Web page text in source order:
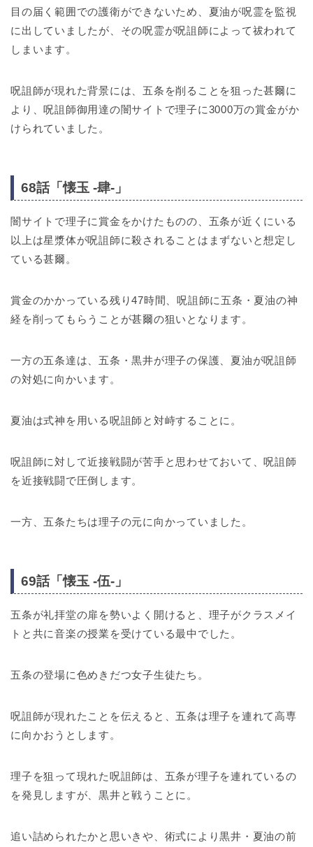
目の届く範囲での護衛ができないため、夏油が呪霊を監視
に出していましたが、その呪霊が呪詛師によって祓われて
しまいます。
呪詛師が現れた背景には、五条を削ることを狙った甚爾に
より、呪詛師御用達の闇サイトで理子に3000万の賞金がか
けられていました。
68話「懐玉 -肆-」
闇サイトで理子に賞金をかけたものの、五条が近くにいる
以上は星漿体が呪詛師に殺されることはまずないと想定し
ている甚爾。
賞金のかかっている残り47時間、呪詛師に五条・夏油の神
経を削ってもらうことが甚爾の狙いとなります。
一方の五条達は、五条・黒井が理子の保護、夏油が呪詛師
の対処に向かいます。
夏油は式神を用いる呪詛師と対峙することに。
呪詛師に対して近接戦闘が苦手と思わせておいて、呪詛師
を近接戦闘で圧倒します。
一方、五条たちは理子の元に向かっていました。
69話「懐玉 -伍-」
五条が礼拝堂の扉を勢いよく開けると、理子がクラスメイ
トと共に音楽の授業を受けている最中でした。
五条の登場に色めきだつ女子生徒たち。
呪詛師が現れたことを伝えると、五条は理子を連れて高専
に向かおうとします。
理子を狙って現れた呪詛師は、五条が理子を連れているの
を発見しますが、黒井と戦うことに。
追い詰められたかと思いきや、術式により黒井・夏油の前